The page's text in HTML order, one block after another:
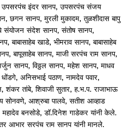
उपसरपंच इंदर सानप, उपसरपंच संजय
छगन सानप, मुरली मुकादम, तुळशीदास बापु
संयोजन संदेश सानप, संतोष सानप,
बाबासाहेब खाडे, भीमराव सानप, बाबासाहेब
बापूसाहेब सानप, माजी सरपंच राम सानप,
सानप, विठ्ठल सानप, महेश सानप, माधव
धोंडगे, अनिसभाई पठाण, नामदेव पवार,
तांबे, शिवाजी सुतार, ह.भ.प. राजाभाऊ
सोनवणे, आश्रुबा पालवे, सतीश आव्हाड
बनसोडे, डॉ.दिनेश गाडेकर यांनी केले.
आभार सरपंच राम सानप यांनी मानले.